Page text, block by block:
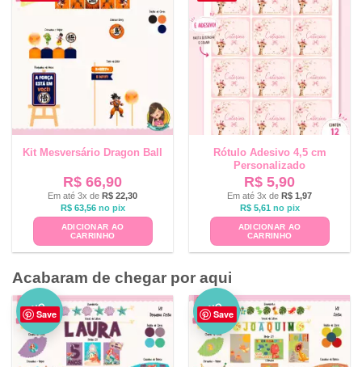
Kit Mesversário Dragon Ball
R$ 66,90
Em até 3x de R$ 22,30
R$63,56 no pix
ADICIONAR AO
CARRINHO
Rótulo Adesivo 4,5 cm
Personalizado
R$ 5,90
Em até 3x de R$ 1,97
R$5,61 no pix
ADICIONAR AO
CARRINHO
Acabaram de chegar por aqui
Save
NO
VO Save
NO
VO